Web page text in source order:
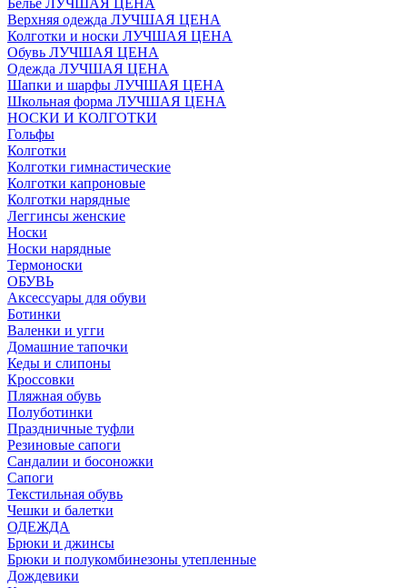
Белье ЛУЧШАЯ ЦЕНА
Верхняя одежда ЛУЧШАЯ ЦЕНА
Колготки и носки ЛУЧШАЯ ЦЕНА
Обувь ЛУЧШАЯ ЦЕНА
Одежда ЛУЧШАЯ ЦЕНА
Шапки и шарфы ЛУЧШАЯ ЦЕНА
Школьная форма ЛУЧШАЯ ЦЕНА
НОСКИ И КОЛГОТКИ
Гольфы
Колготки
Колготки гимнастические
Колготки капроновые
Колготки нарядные
Леггинсы женские
Носки
Носки нарядные
Термоноски
ОБУВЬ
Аксессуары для обуви
Ботинки
Валенки и угги
Домашние тапочки
Кеды и слипоны
Кроссовки
Пляжная обувь
Полуботинки
Праздничные туфли
Резиновые сапоги
Сандалии и босоножки
Сапоги
Текстильная обувь
Чешки и балетки
ОДЕЖДА
Брюки и джинсы
Брюки и полукомбинезоны утепленные
Дождевики